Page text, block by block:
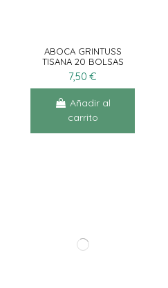
ABOCA GRINTUSS
TISANA 20 BOLSAS
7,50 €
Añadir al
carrito